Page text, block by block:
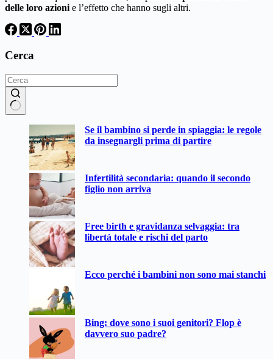
delle loro azioni e l’effetto che hanno sugli altri.
Cerca
Se il bambino si perde in spiaggia: le regole
da insegnargli prima di partire
Infertilità secondaria: quando il secondo
figlio non arriva
Free birth e gravidanza selvaggia: tra
libertà totale e rischi del parto
Ecco perché i bambini non sono mai stanchi
Bing: dove sono i suoi genitori? Flop è
davvero suo padre?